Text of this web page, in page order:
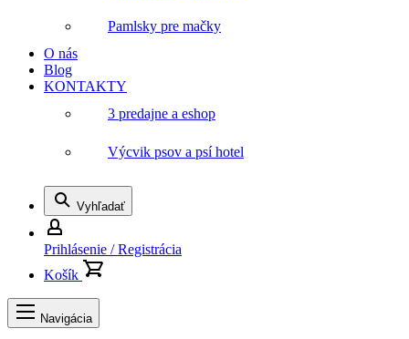
Pamlsky pre mačky
O nás
Blog
KONTAKTY
3 predajne a eshop
Výcvik psov a psí hotel
Vyhľadať
Prihlásenie / Registrácia
Košík
Navigácia